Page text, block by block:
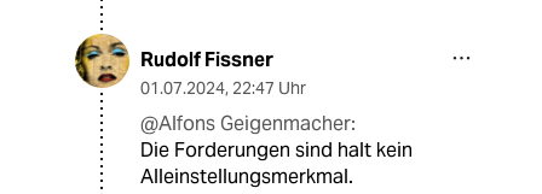
Rudolf Fissner
01.07.2024, 22:47 Uhr
@Alfons Geigenmacher:
Die Forderungen sind halt kein
Alleinstellungsmerkmal.